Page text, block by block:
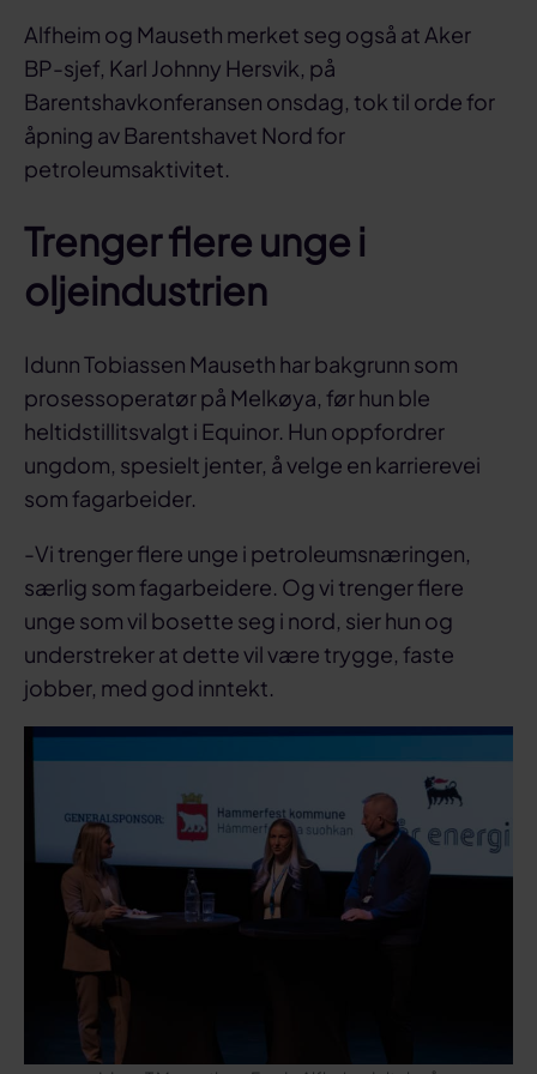
Alfheim og Mauseth merket seg også at Aker
BP-sjef, Karl Johnny Hersvik, på
Barentshavkonferansen onsdag, tok til orde for
åpning av Barentshavet Nord for
petroleumsaktivitet.
Trenger flere unge i
oljeindustrien
Idunn Tobiassen Mauseth har bakgrunn som
prosessoperatør på Melkøya, før hun ble
heltidstillitsvalgt i Equinor. Hun oppfordrer
ungdom, spesielt jenter, å velge en karrierevei
som fagarbeider.
-Vi trenger flere unge i petroleumsnæringen,
særlig som fagarbeidere. Og vi trenger flere
unge som vil bosette seg i nord, sier hun og
understreker at dette vil være trygge, faste
jobber, med god inntekt.